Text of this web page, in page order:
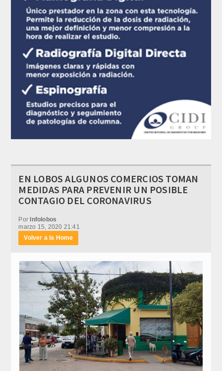
EN LOBOS ALGUNOS COMERCIOS TOMAN
MEDIDAS PARA PREVENIR UN POSIBLE
CONTAGIO DEL CORONAVIRUS
PorInfolobos
marzo 15, 2020 21:41
Volver a la Home